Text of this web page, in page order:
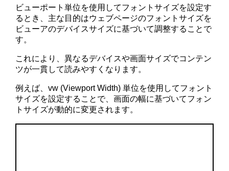
ビューポート単位を使用してフォントサイズを設定す
るとき、主な目的はウェブページのフォントサイズを
ビューアのデバイスサイズに基づいて調整することで
す。
これにより、異なるデバイスや画面サイズでコンテン
ツが一貫して読みやすくなります。
例えば、vw (Viewport Width) 単位を使用してフォント
サイズを設定することで、画面の幅に基づいてフォン
トサイズが動的に変更されます。